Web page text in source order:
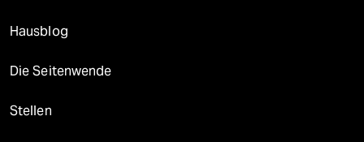
Hausblog
Die Seitenwende
Stellen